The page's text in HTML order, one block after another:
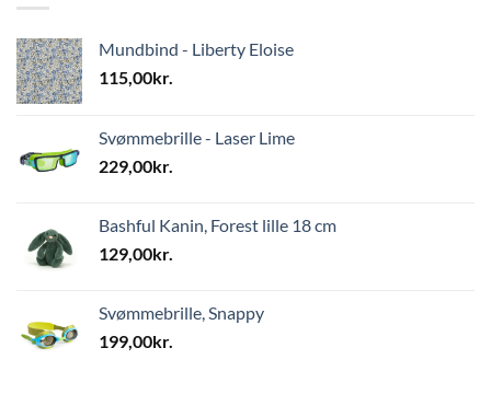
Mundbind - Liberty Eloise
115,00kr.
Svømmebrille - Laser Lime
229,00kr.
Bashful Kanin, Forest lille 18 cm
129,00kr.
Svømmebrille, Snappy
199,00kr.